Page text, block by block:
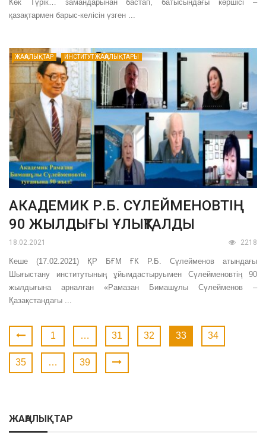
Көк Түрік… замандарынан бастап, батысындағы көршісі –
қазақтармен барыс-келісін үзген ...
ЖАҢАЛЫҚТАР ИНСТИТУТ ЖАҢАЛЫҚТАРЫ
АКАДЕМИК Р.Б. СҮЛЕЙМЕНОВТІҢ
90 ЖЫЛДЫҒЫ ҰЛЫҚТАЛДЫ
18.02.2021 2218
Кеше (17.02.2021) ҚР БҒМ ҒК Р.Б. Сүлейменов атындағы
Шығыстану институтының ұйымдастыруымен Сүлейменовтің 90
жылдығына арналған «Рамазан Бимашұлы Сүлейменов –
Қазақстандағы ...
1 … 31 32 33 34
35 … 39
ЖАҢАЛЫҚТАР